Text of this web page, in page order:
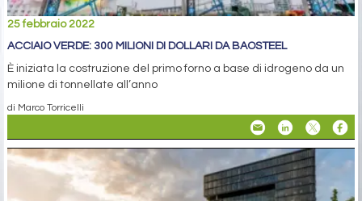
25 febbraio 2022
ACCIAIO VERDE: 300 MILIONI DI DOLLARI DA BAOSTEEL
È iniziata la costruzione del primo forno a base di idrogeno da un
milione di tonnellate all’anno
di Marco Torricelli